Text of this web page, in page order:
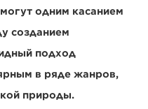
одним касанием
созданием
подход
в ряде жанров,
природы.